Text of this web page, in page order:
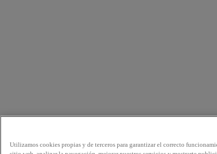
Utilizamos cookies propias y de terceros para garantizar el correcto